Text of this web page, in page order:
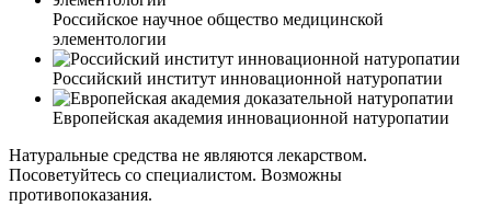
Российское научное общество медицинской
элементологии
Российский институт инновационной натуропатии
Европейская академия инновационной натуропатии
Натуральные средства не являются лекарством.
Посоветуйтесь со специалистом. Возможны
противопоказания.